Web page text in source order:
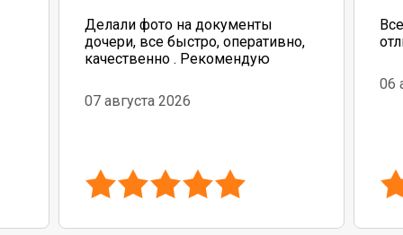
Делали фото на документы
дочери, все быстро, оперативно,
качественно . Рекомендую
07 августа 2026
06